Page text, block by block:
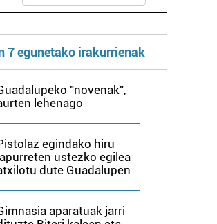
7 egunetako irakurrienak
"novenak",
lehenago
egindako hiru
lapurreten ustezko egilea
dute Guadalupen
aparatuak jarri